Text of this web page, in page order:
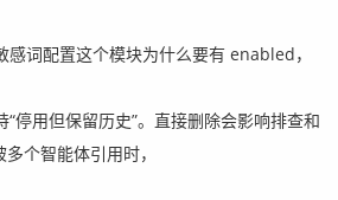
词配置这个模块为什么要有 enabled，
停用但保留历史”。直接删除会影响排查和
个智能体引用时，